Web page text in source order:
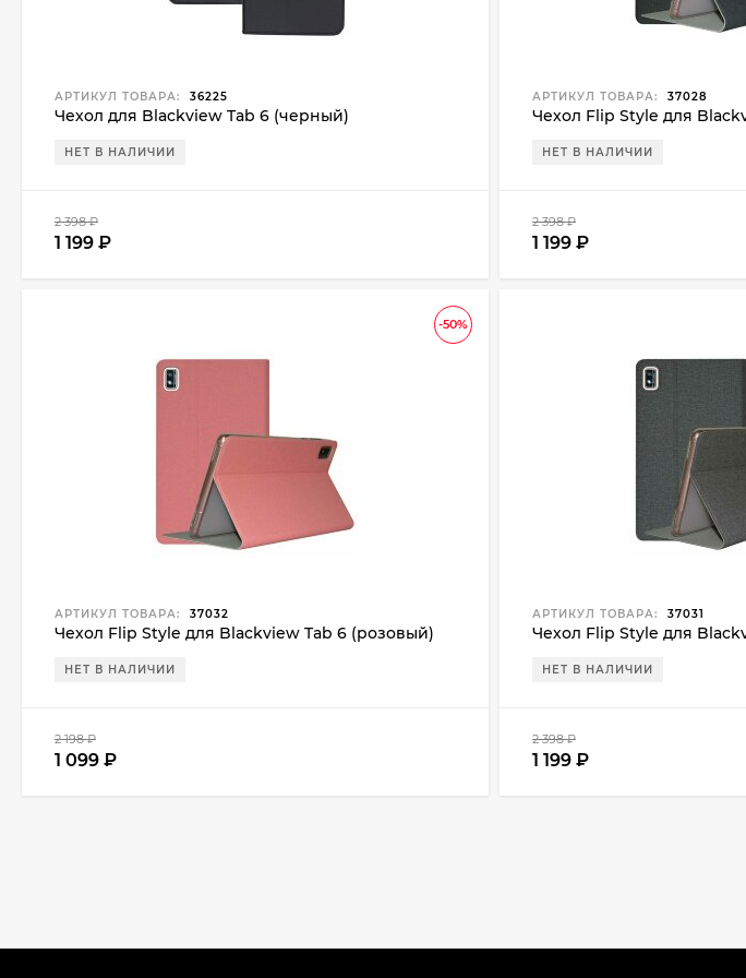
АРТИКУЛ ТОВАРА: 36225
Чехол для Blackview Tab 6 (черный)
НЕТ В НАЛИЧИИ
2 398₽
1 199 ₽
АРТИКУЛ ТОВАРА: 37028
Чехол Flip Style для
НЕТ В НАЛИЧИИ
2 398₽
1 199 ₽
-50%
АРТИКУЛ ТОВАРА: 37032
Чехол Flip Style для Blackview Tab 6 (розовый)
НЕТ В НАЛИЧИИ
2 198₽
1 099 ₽
АРТИКУЛ ТОВАРА: 37031
Чехол Flip Style для
НЕТ В НАЛИЧИИ
2 398₽
1 199 ₽